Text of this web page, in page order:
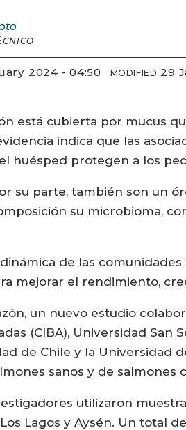
2024 - 04:50 MODIFIED 29
está cubierta por mucus
indica que las
huésped protegen a los
su parte, también son un
su microbioma,
de las
mejorar el rendimiento,
un nuevo estudio
(CIBA), Universidad San
de Chile y la Universidad
sanos y de salmones
utilizaron
Lagos y Aysén. Un total